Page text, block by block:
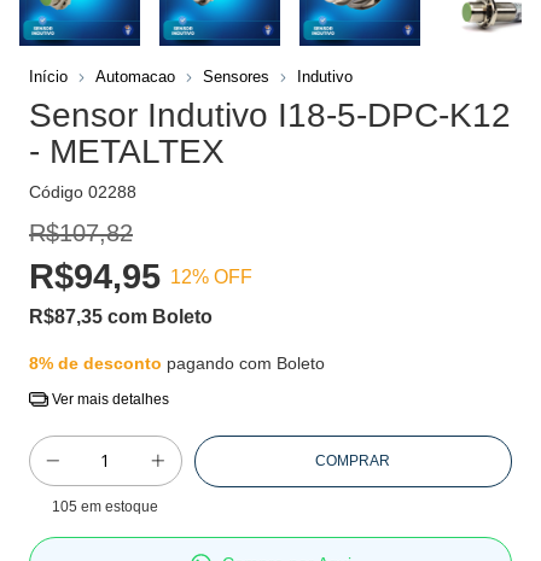
Início Automacao Sensores Indutivo
Sensor Indutivo I18-5-DPC-K12
- METALTEX
Código 02288
R$107,82
R$94,95 12% OFF
R$87,35 com Boleto
8% de desconto pagando com Boleto
Ver mais detalhes
105 em estoque